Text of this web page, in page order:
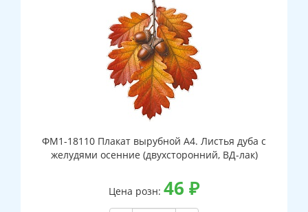
ФМ1-18110 Плакат вырубной А4. Листья дуба с
желудями осенние (двухсторонний, ВД-лак)
Цена розн: 46 ₽